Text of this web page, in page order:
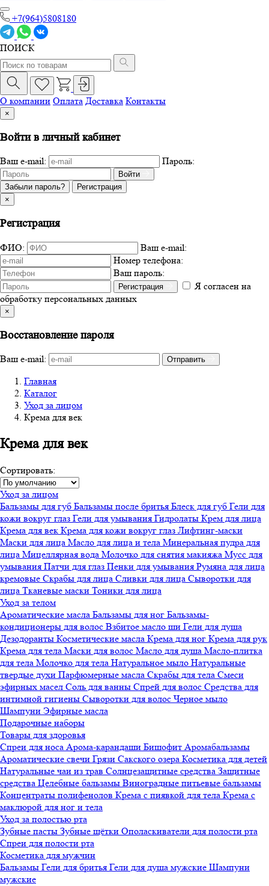
+7(964)5808180
ПОИСК
О компании Оплата Доставка Контакты
×
Войти в личный кабинет
Ваш e-mail: Пароль:
Войти
Забыли пароль?
Регистрация
×
Регистрация
ФИО:
Ваш e-mail:
Номер телефона:
Ваш пароль:
Регистрация
Я согласен на
обработку персональных данных
×
Восстановление пароля
Ваш e-mail: Отправить
Главная
Каталог
Уход за лицом
Крема для век
Крема для век
Сортировать:
Уход за лицом
Бальзамы для губ Бальзамы после бритья Блеск для губ Гели для
кожи вокруг глаз Гели для умывания Гидролаты Крем для лица
Крема для век Крема для кожи вокруг глаз Лифтинг-маски
Маски для лица Масло для лица и тела Минеральная пудра для
лица Мицеллярная вода Молочко для снятия макияжа Мусс для
умывания Патчи для глаз Пенки для умывания Румяна для лица
кремовые Скрабы для лица Сливки для лица Сыворотки для
лица Тканевые маски Тоники для лица
Уход за телом
Ароматические масла Бальзамы для ног Бальзамы-
кондиционеры для волос Взбитое масло ши Гели для душа
Дезодоранты Косметические масла Крема для ног Крема для рук
Крема для тела Маски для волос Масло для душа Масло-плитка
для тела Молочко для тела Натуральное мыло Натуральные
твердые духи Парфюмерные масла Скрабы для тела Смеси
эфирных масел Соль для ванны Спрей для волос Средства для
интимной гигиены Сыворотки для волос Черное мыло
Шампуни Эфирные масла
Подарочные наборы
Товары для здоровья
Спреи для носа Арома-карандаши Бишофит Аромабальзамы
Ароматические свечи Грязи Cакского озера Косметика для детей
Натуральные чаи из трав Солнцезащитные средства Защитные
средства Целебные бальзамы Виноградные питьевые бальзамы
Концентраты полифенолов Крема с пиявкой для тела Крема с
маклюрой для ног и тела
Уход за полостью рта
Зубные пасты Зубные щётки Ополаскиватели для полости рта
Спреи для полости рта
Косметика для мужчин
Бальзамы Гели для бритья Гели для душа мужские Шампуни
мужские